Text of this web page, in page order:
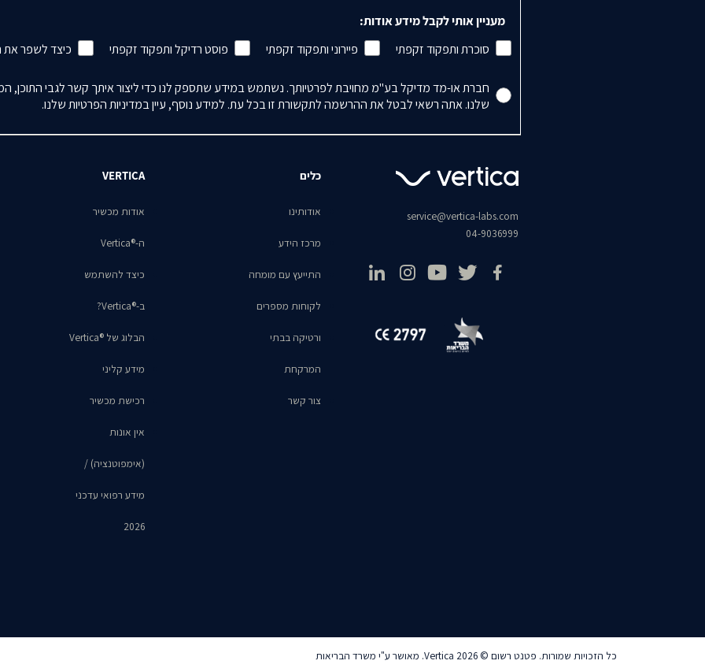
מעניין אותי לקבל מידע אודות:
סוכרת ותפקוד זקפתי
פיירוני ותפקוד זקפתי פוסט רדיקל ותפקוד זקפתי כיצד לשפר את
Accepts Marketing
חברת או-מד מדיקל בע"מ מחויבת לפרטיותך. נשתמש במידע שתספק לנו כדי ליצור איתך קשר לגבי התוכן,
שלנו. אתה רשאי לבטל את ההרשמה לתקשורת זו בכל עת. למידע נוסף, עיין במדיניות הפרטיות שלנו.
service@vertica-labs.com
04-9036999
כלים
אודותינו
מרכז הידע
התייעץ עם מומחה
לקוחות מספרים
ורטיקה בבתי
המרקחת
צור קשר
VERTICA
אודות מכשיר
ה-®Vertica
כיצד להשתמש
ב-®Vertica?
הבלוג של ®Vertica
מידע קליני
רכישת מכשיר
אין אונות
(אימפוטנציה) /
מידע רפואי עדכני
2026
כל הזכויות שמורות. פטנט רשום © Vertica 2026. מאושר ע"י משרד הבריאות